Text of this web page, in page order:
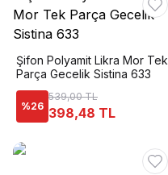
Şifon Polyamit Likra Mor Tek
Parça Gecelik Sistina 633
%26
539,00 TL
398,48 TL